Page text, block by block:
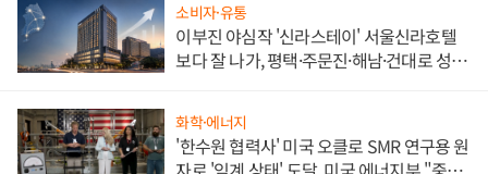
소비자·유통
이부진 야심작 '신라스테이' 서울신라호텔
보다 잘 나가, 평택·주문진·해남·건대로 성
화학·에너지
'한수원 협력사' 미국 오클로 SMR 연구용 원